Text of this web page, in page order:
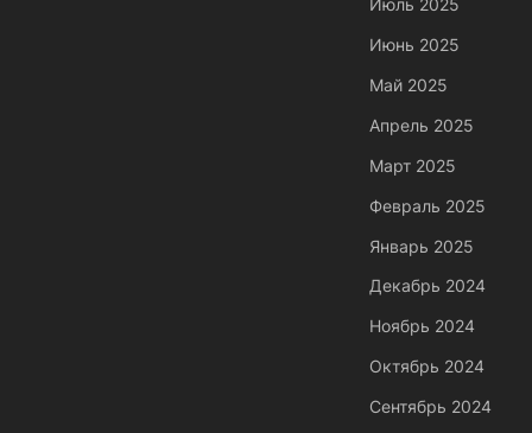
Июль 2025
Июнь 2025
Май 2025
Апрель 2025
Март 2025
Февраль 2025
Январь 2025
Декабрь 2024
Ноябрь 2024
Октябрь 2024
Сентябрь 2024